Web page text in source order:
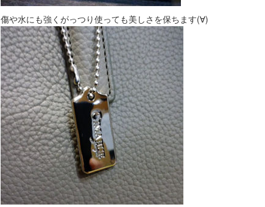
傷や水にも強くがっつり使っても美しさを保ちます(∀)